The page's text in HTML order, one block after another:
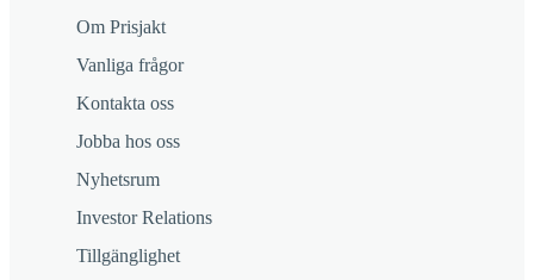
Om Prisjakt
Vanliga frågor
Kontakta oss
Jobba hos oss
Nyhetsrum
Investor Relations
Tillgänglighet